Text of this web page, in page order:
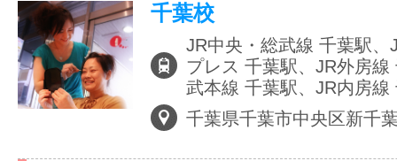
千葉校
JR中央・総武線 千葉駅、
プレス 千葉駅、JR外房線
武本線 千葉駅、JR内房線
千葉県千葉市中央区新千